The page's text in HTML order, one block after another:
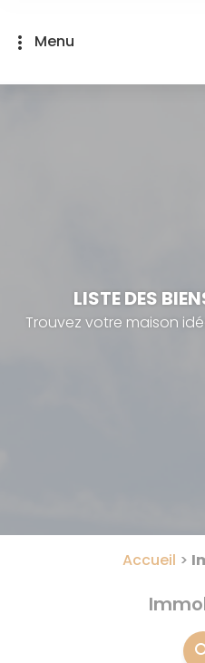
more_vert Menu
LISTE DES
Trouvez votre maison
Accueil >